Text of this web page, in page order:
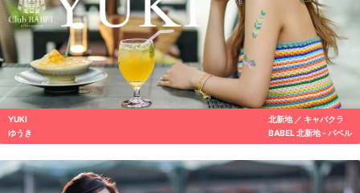
YUKI
ゆうき
北新地 ／ キャバクラ
BABEL 北新地 - バベル